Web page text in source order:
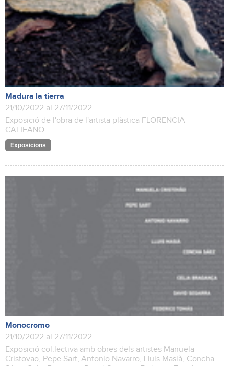
Madura la tierra
21/10/2022 al 27/11/2022
Exposició de l'obra de l'artista plàstica FLORENCIA
CALIFANO
Exposicions
Monocromo
21/10/2022 al 27/11/2022
Exposició col.lectiva amb obres dels artistes Manuela
Cristovao, Pepe Sart, Antonio Navarro, Lluis Masià, Concha